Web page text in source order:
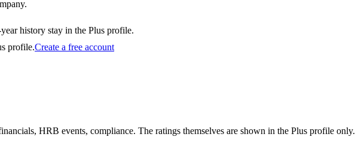
history stay in the Plus profile.
profile.Create a free account
HRB events, compliance. The ratings themselves are shown in the Plus profile only.